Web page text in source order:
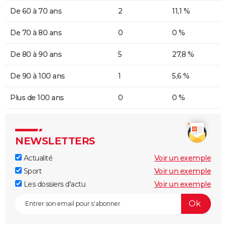
De 60 à 70 ans 2 11,1 %
De 70 à 80 ans 0 0 %
De 80 à 90 ans 5 27,8 %
De 90 à 100 ans 1 5,6 %
Plus de 100 ans 0 0 %
NEWSLETTERS
Actualité
Voir un exemple
Sport
Voir un exemple
Les dossiers d'actu
Voir un exemple